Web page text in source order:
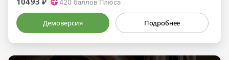
420 баллов Плюса
Демоверсия Подробнее